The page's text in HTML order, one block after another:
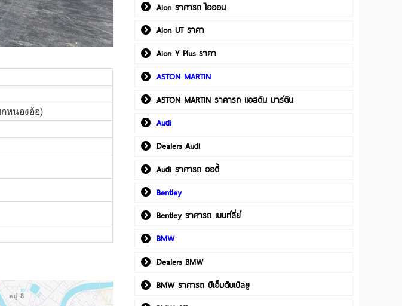
หนองอ้อ)
Aion ราคารถ ไอออน
Aion UT ราคา
Aion Y Plus ราคา
ASTON MARTIN
ASTON MARTIN ราคารถ แอสตัน มาร์ติน
Audi
Dealers Audi
Audi ราคารถ ออดี้
Bentley
Bentley ราคารถ เบนท์ลี่ย์
BMW
Dealers BMW
BMW ราคารถ บีเอ็มดับเบิลยู